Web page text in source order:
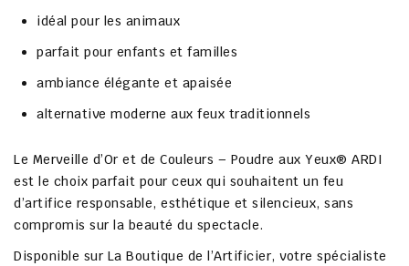
idéal pour les animaux
parfait pour enfants et familles
ambiance élégante et apaisée
alternative moderne aux feux traditionnels
Le Merveille d’Or et de Couleurs – Poudre aux Yeux® ARDI
est le choix parfait pour ceux qui souhaitent un feu
d’artifice responsable, esthétique et silencieux, sans
compromis sur la beauté du spectacle.
Disponible sur La Boutique de l’Artificier, votre spécialiste